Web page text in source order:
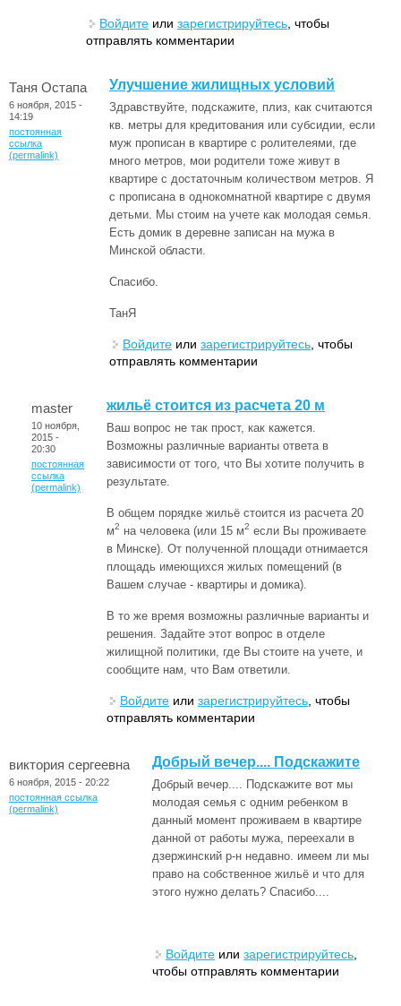
Войдите или зарегистрируйтесь , чтобы
отправлять комментарии
Таня Остапа
6 ноября, 2015 -
14:19
постоянная
ссылка
(permalink)
Улучшение жилищных условий
Здравствуйте, подскажите, плиз, как считаются
кв. метры для кредитования или субсидии, если
муж прописан в квартире с ролителеями, где
много метров, мои родители тоже живут в
квартире с достаточным количеством метров. Я
с прописана в однокомнатной квартире с двумя
детьми. Мы стоим на учете как молодая семья.
Есть домик в деревне записан на мужа в
Минской области.
Спасибо.
ТанЯ
Войдите или зарегистрируйтесь , чтобы
отправлять комментарии
master
10 ноября,
2015 -
20:30
постоянная
ссылка
(permalink)
жильё стоится из расчета 20 м
Ваш вопрос не так прост, как кажется.
Возможны различные варианты ответа в
зависимости от того, что Вы хотите получить в
результате.
В общем порядке жильё стоится из расчета 20
м2 на человека (или 15 м2 если Вы проживаете
в Минске). От полученной площади отнимается
площадь имеющихся жилых помещений (в
Вашем случае - квартиры и домика).
В то же время возможны различные варианты и
решения. Задайте этот вопрос в отделе
жилищной политики, где Вы стоите на учете, и
сообщите нам, что Вам ответили.
Войдите или зарегистрируйтесь , чтобы
отправлять комментарии
виктория сергеевна
6 ноября, 2015 - 20:22
постоянная ссылка
(permalink)
Добрый вечер.... Подскажите
Добрый вечер.... Подскажите вот мы
молодая семья с одним ребенком в
данный момент проживаем в квартире
данной от работы мужа, переехали в
дзержинский р-н недавно. имеем ли мы
право на собственное жильё и что для
этого нужно делать? Спасибо....
Войдите или зарегистрируйтесь
чтобы отправлять комментарии